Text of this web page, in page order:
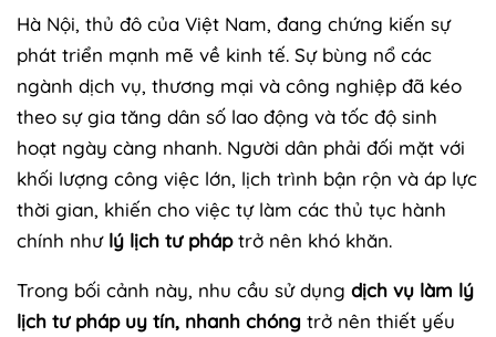
Hà Nội, thủ đô của Việt Nam, đang chứng kiến sự
phát triển mạnh mẽ về kinh tế. Sự bùng nổ các
ngành dịch vụ, thương mại và công nghiệp đã kéo
theo sự gia tăng dân số lao động và tốc độ sinh
hoạt ngày càng nhanh. Người dân phải đối mặt với
khối lượng công việc lớn, lịch trình bận rộn và áp lực
thời gian, khiến cho việc tự làm các thủ tục hành
chính như lý lịch tư pháptrở nên khó khăn.
Trong bối cảnh này, nhu cầu sử dụng dịch vụ làm lý
lịch tư pháp uy tín, nhanh chóng trở nên thiết yếu